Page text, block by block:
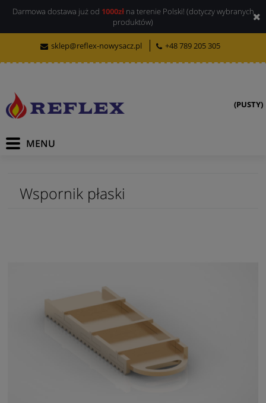
Darmowa dostawa już od 1000złna terenie Polski! (dotyczy wybranych
produktów)
sklep@reflex-nowysacz.pl +48 789 205 305
(PUSTY)
Wspornik płaski